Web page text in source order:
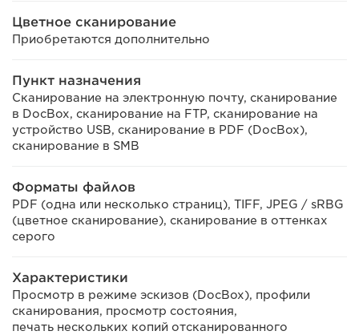
Цветное сканирование
Приобретаются дополнительно
Пункт назначения
Сканирование на электронную почту, сканирование
в DocBox, сканирование на FTP, сканирование на
устройство USB, сканирование в PDF (DocBox),
сканирование в SMB
Форматы файлов
PDF (одна или несколько страниц), TIFF, JPEG / sRBG
(цветное сканирование), сканирование в оттенках
серого
Характеристики
Просмотр в режиме эскизов (DocBox), профили
сканирования, просмотр состояния,
печать нескольких копий отсканированного